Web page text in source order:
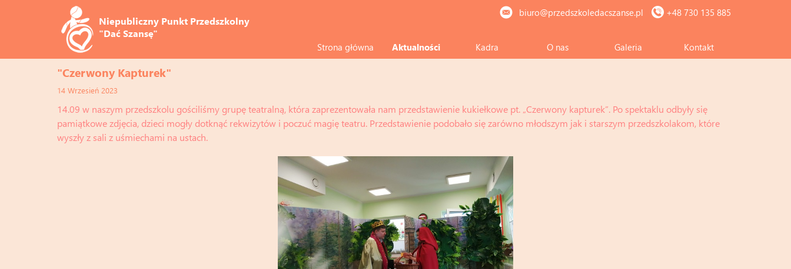
Strona główna Aktualności Kadra O nas Galeria Kontakt
biuro@przedszkoledacszanse.pl +48 730 135 885
Niepubliczny Punkt Przedszkolny
"Dać Szansę"
"Czerwony Kapturek"
14 Wrzesień 2023
14.09 w naszym przedszkolu gościliśmy grupę teatralną, która zaprezentowała nam przedstawienie kukiełkowe pt. „Czerwony kapturek”. Po spektaklu odbyły się
pamiątkowe zdjęcia, dzieci mogły dotknąć rekwizytów i poczuć magię teatru. Przedstawienie podobało się zarówno młodszym jak i starszym przedszkolakom, które
wyszły z sali z uśmiechami na ustach.